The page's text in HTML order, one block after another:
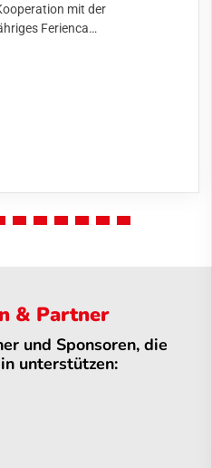
mit der
Ferienca…
& Partner
und Sponsoren, die
unterstützen: